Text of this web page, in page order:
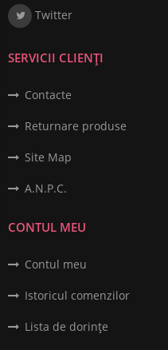
Twitter
SERVICII CLIENȚI
Contacte
Returnare produse
Site Map
A.N.P.C.
CONTUL MEU
Contul meu
Istoricul comenzilor
Lista de dorințe